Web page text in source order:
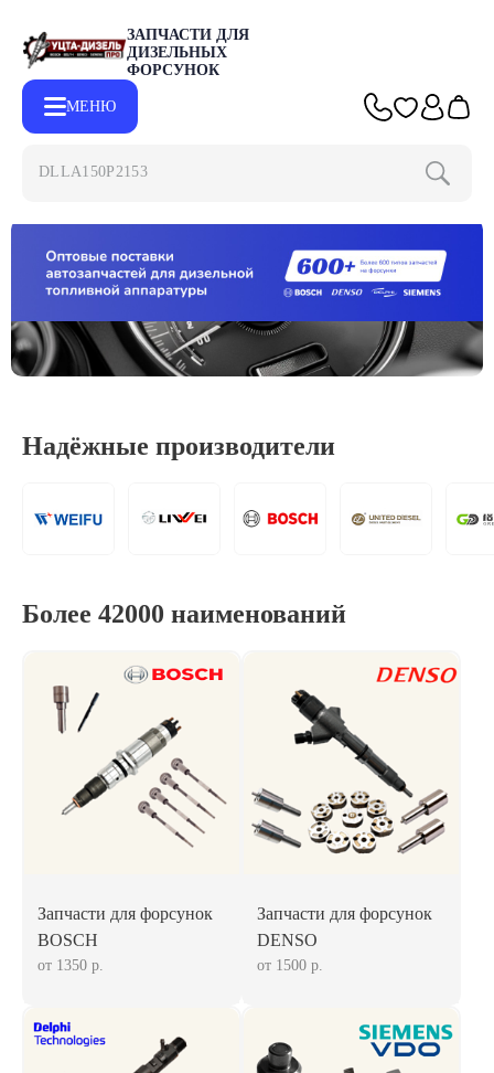
ЗАПЧАСТИ ДЛЯ
ДИЗЕЛЬНЫХ
ФОРСУНОК
МЕНЮ
DLLA15
Надёжные производители
Более 42000 наименований
Запчасти для форсунок
BOSCH
от 1350 р.
Запчасти для форсунок
DENSO
от 1500 р.